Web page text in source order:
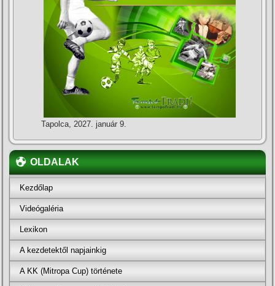
Tapolca, 2027. január 9.
OLDALAK
Kezdőlap
Videógaléria
Lexikon
A kezdetektől napjainkig
A KK (Mitropa Cup) története